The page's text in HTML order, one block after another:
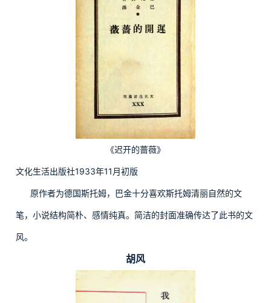
《迟开的蔷薇》
文化生活出版社1933年11月初版
原作者为德国斯托姆，巴金十分喜欢斯托姆清丽自然的文
笔，小说结构简朴、感情纯真。简洁的封面准确传达了此书的文
风。
胡风